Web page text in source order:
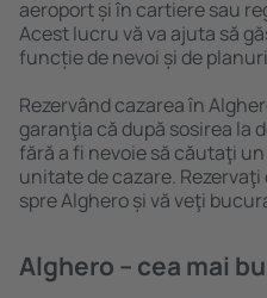
aeroport și în cartiere sau
Acest lucru vă va ajuta să
funcție de nevoi și de
Rezervând cazarea în
garanţia că după sosirea la
fără a fi nevoie să căutaţi
unitate de cazare.
spre Alghero și vă veţi
Alghero – cea mai